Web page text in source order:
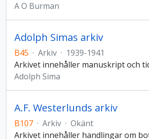
A O Burman
Adolph Simas arkiv
B45 · Arkiv · 1939-1941
Arkivet innehåller manuskript och
Adolph Sima
A.F. Westerlunds arkiv
B107 · Arkiv · Okänt
Arkivet innehåller handlingar om